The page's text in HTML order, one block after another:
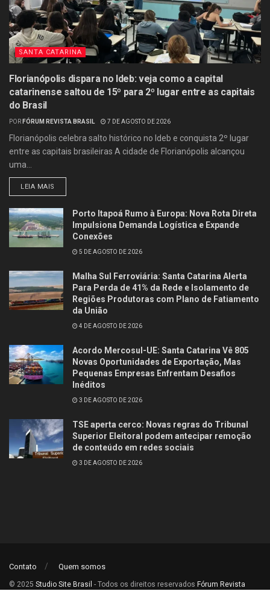
SANTA CATARINA
Florianópolis dispara no Ideb: veja como a capital
catarinense saltou de 15º para 2º lugar entre as capitais
do Brasil
POR FÓRUM REVISTA BRASIL 7 DE AGOSTO DE 2026
Florianópolis celebra salto histórico no Ideb e conquista 2º lugar
entre as capitais brasileiras A cidade de Florianópolis alcançou
uma...
LEIA MAIS
Porto Itapoá Rumo à Europa: Nova Rota Direta
Impulsiona Demanda Logística e Expande
Conexões
5 DE AGOSTO DE 2026
Malha Sul Ferroviária: Santa Catarina Alerta
Para Perda de 41% da Rede e Isolamento de
Regiões Produtoras com Plano de Fatiamento
da União
4 DE AGOSTO DE 2026
Acordo Mercosul-UE: Santa Catarina Vê 805
Novas Oportunidades de Exportação, Mas
Pequenas Empresas Enfrentam Desafios
Inéditos
3 DE AGOSTO DE 2026
TSE aperta cerco: Novas regras do Tribunal
Superior Eleitoral podem antecipar remoção
de conteúdo em redes sociais
3 DE AGOSTO DE 2026
Contato Quem somos
© 2025 Studio Site Brasil - Todos os direitos reservados Fórum Revista